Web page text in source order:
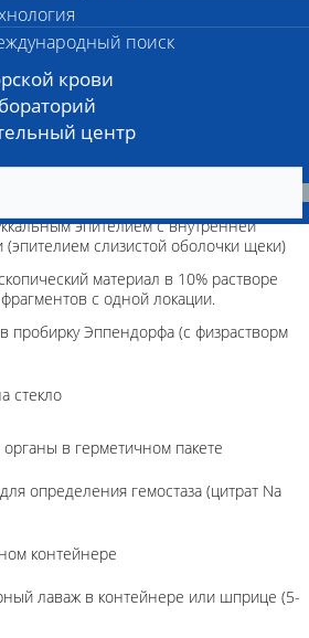
поиск
крови
центр
плотно закрытая сухая пробирка
- 10 мл
жидкости в контейнере
эпителием с внутренней
слизистой оболочки щеки)
материал в 10% растворе
с одной локации.
пробирку Эппендорфа (с физрастворм
стекло
в герметичном пакете
определения гемостаза (цитрат Na
контейнере
лаваж в контейнере или шприце (5-